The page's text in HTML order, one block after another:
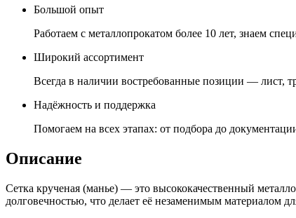
Большой опыт
Работаем с металлопрокатом более 10 лет, знаем
Широкий ассортимент
Всегда в наличии востребованные позиции — лист,
Надёжность и поддержка
Помогаем на всех этапах: от подбора до
Описание
Сетка крученая (манье) — это высококачественный
долговечностью, что делает её незаменимым материалом